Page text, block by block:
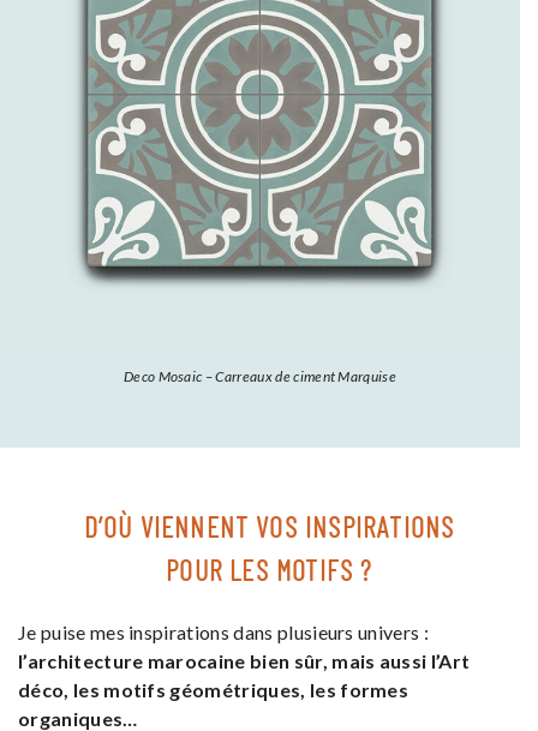
Deco Mosaic – Carreaux de ciment Marquise
D’OÙ VIENNENT VOS INSPIRATIONS
POUR LES MOTIFS ?
Je puise mes inspirations dans plusieurs univers :
l’architecture marocaine bien sûr, mais aussi l’Art
déco, les motifs géométriques, les formes
organiques…